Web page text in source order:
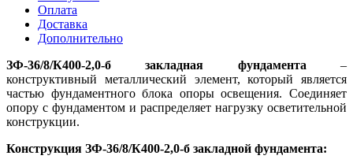
Оплата
Доставка
Дополнительно
ЗФ-36/8/К400-2,0-б закладная фундамента –
конструктивный металлический элемент, который является
частью фундаментного блока опоры освещения. Соединяет
опору с фундаментом и распределяет нагрузку осветительной
конструкции.
Конструкция ЗФ-36/8/К400-2,0-б закладной фундамента: